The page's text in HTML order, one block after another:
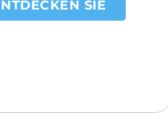
SIE